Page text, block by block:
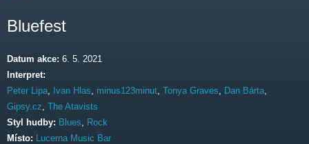
Bluefest
Datum akce: 6. 5. 2021
Interpret:
Peter Lipa
Ivan Hlas minus123minut Tonya Graves Dan Bárta
Gipsy.cz The Atavists
Styl hudby: Blues
Rock
Místo:
Lucerna Music Bar